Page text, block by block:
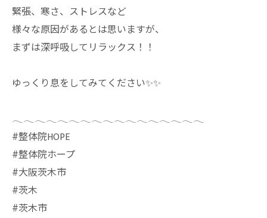
緊張、寒さ、ストレスなど
様々な原因があるとは思いますが、
まずは深呼吸してリラックス！！
ゆっくり息をしてみてください✨✨
𓂃𓂃𓂃𓂃𓂃𓂃𓂃𓂃𓂃𓂃𓂃𓂃𓂃𓂃𓂃𓂃𓂃
⁡#整体院HOPE
#整体院ホープ
#大阪茨木市
#茨木
#茨木市